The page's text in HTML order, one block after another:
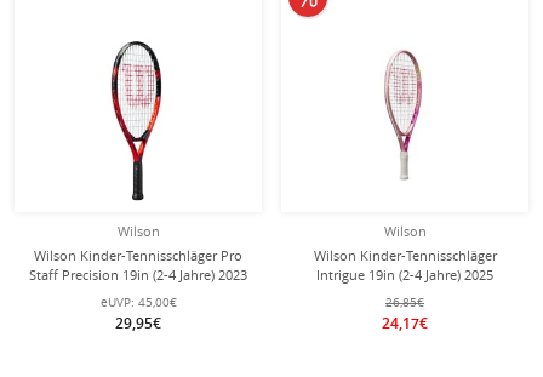
Wilson
Wilson Kinder-Tennisschläger Pro
Staff Precision 19in (2-4 Jahre) 2023
rot - besaitet -
eUVP: 45,00€
29,95€
Wilson
Wilson Kinder-Tennisschläger
Intrigue 19in (2-4 Jahre) 2025
pink/rosa- besaitet - Mädchen
26,85€
24,17€